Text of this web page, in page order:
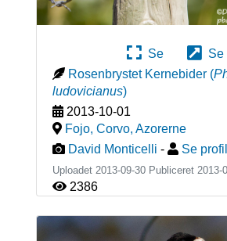
Se
Se
Rosenbrystet Kernebider (
ludovicianus)
2013-10-01
Fojo, Corvo, Azorerne
David Monticelli - Se profil
Uploadet 2013-09-30 Publiceret 2013-
2386